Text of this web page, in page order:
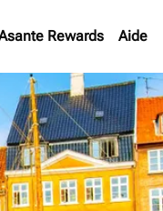
Rewards Aide